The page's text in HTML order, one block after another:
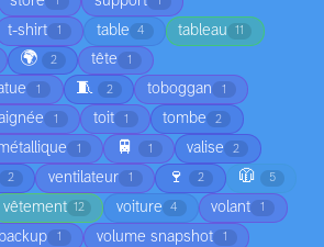
t-shirt 1 table 4 tableau 11
🌍 2 tête 1
1 🧵 2 toboggan 1
1 toit 1 tombe 2
1 🚆 1 valise 2
2 ventilateur 1 🍷 2 🧥 5
vêtement 12 voiture 4 volant 1
1 volume snapshot 1